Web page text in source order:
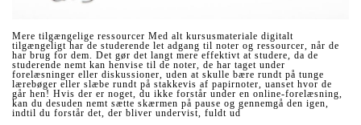
Mere tilgængelige ressourcer Med alt kursusmateriale digitalt
tilgængeligt har de studerende let adgang til noter og ressourcer, når de
har brug for dem. Det gør det langt mere effektivt at studere, da de
studerende nemt kan henvise til de noter, de har taget under
forelæsninger eller diskussioner, uden at skulle bære rundt på tunge
lærebøger eller slæbe rundt på stakkevis af papirnoter, uanset hvor de
går hen! Hvis der er noget, du ikke forstår under en online-forelæsning,
kan du desuden nemt sætte skærmen på pause og gennemgå den igen,
indtil du forstår det, der bliver undervist, fuldt ud